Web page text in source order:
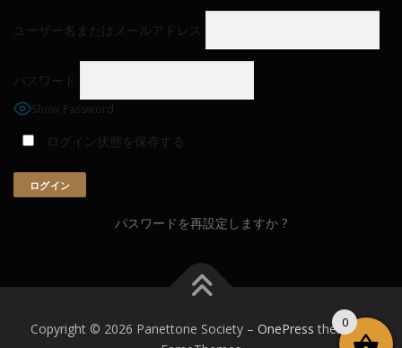
ユーザー名またはメールアドレス
パスワード
Show Password
ログイン状態を保存する
パスワードを再設定しますか ?
Copyright © 2026 Panettone Society – OnePress theme by
0